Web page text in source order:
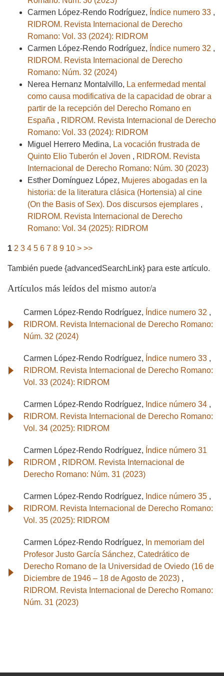
Carmen López-Rendo Rodríguez, Índice numero 33 ,
RIDROM. Revista Internacional de Derecho
Romano: Vol. 33 (2024): RIDROM
Carmen López-Rendo Rodríguez, Índice numero 32 ,
RIDROM. Revista Internacional de Derecho
Romano: Núm. 32 (2024)
Nerea Hernanz Montalvillo, La enfermedad mental
como causa modificativa de la capacidad de obrar a
partir de la recepción del Derecho Romano en
España , RIDROM. Revista Internacional de Derecho
Romano: Vol. 33 (2024): RIDROM
Miguel Herrero Medina, La vocación frustrada de
Quinto Elio Tuberón el Joven , RIDROM. Revista
Internacional de Derecho Romano: Núm. 30 (2023)
Esther Domínguez López, Mujeres abogadas en la
historia: de la literatura clásica (Hortensia) al cine
(On the Basis of Sex). Dos discursos ejemplares ,
RIDROM. Revista Internacional de Derecho
Romano: Vol. 34 (2025): RIDROM
1 2 3 4 5 6 7 8 9 10 > >>
También puede {advancedSearchLink} para este artículo.
Artículos más leídos del mismo autor/a
Carmen López-Rendo Rodríguez, Índice numero 32 ,
RIDROM. Revista Internacional de Derecho Romano:
Núm. 32 (2024)
Carmen López-Rendo Rodríguez, Índice numero 33 ,
RIDROM. Revista Internacional de Derecho Romano:
Vol. 33 (2024): RIDROM
Carmen López-Rendo Rodríguez, Indice número 34 ,
RIDROM. Revista Internacional de Derecho Romano:
Vol. 34 (2025): RIDROM
Carmen López-Rendo Rodríguez, Índice número 31
RIDROM , RIDROM. Revista Internacional de
Derecho Romano: Núm. 31 (2023)
Carmen López-Rendo Rodríguez, Indice número 35 ,
RIDROM. Revista Internacional de Derecho Romano:
Vol. 35 (2025): RIDROM
Carmen López-Rendo Rodríguez, In memoriam del
Profesor Justo García Sánchez, Catedrático de
Derecho Romano de la Universidad de Oviedo (16 de
Diciembre de 1946 – 18 de Agosto de 2023) ,
RIDROM. Revista Internacional de Derecho Romano:
Núm. 31 (2023)